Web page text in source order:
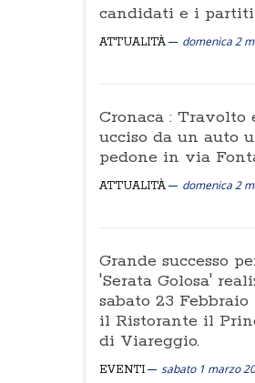
candidati e i partiti
ATTUALITÀ domenica 2
Cronaca : Travolto
ucciso da un auto
pedone in via
ATTUALITÀ domenica 2
Grande successo
'Serata Golosa'
sabato 23 Febbraio
il Ristorante il
di Viareggio.
EVENTI sabato 1 marzo